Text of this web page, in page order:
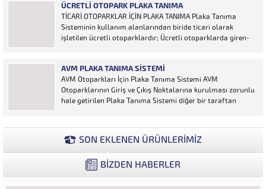
araçların Plakalarının tanımlanmasına yönelik geliştirilen
bir yazılımdır. Sistem karayolları şeritlerine yerleştirilen
kameralar sayesinde alınan...
ÜCRETLI OTOPARK PLAKA TANIMA
TİCARİ OTOPARKLAR İÇİN PLAKA TANIMA Plaka Tanıma
Sisteminin kullanım alanlarından biride ticari olarak
işletilen ücretli otoparklardır; Ücretli otoparklarda giren-
Ücretin otopark girişinde araç tipine göre peşin alınması
ya...
AVM PLAKA TANIMA SISTEMI
AVM Otoparkları İçin Plaka Tanıma Sistemi AVM
Otoparklarının Giriş ve Çıkış Noktalarına kurulması zorunlu
hale getirilen Plaka Tanıma Sistemi diğer bir taraftan
SON EKLENEN ÜRÜNLERİMİZ
BİZDEN HABERLER